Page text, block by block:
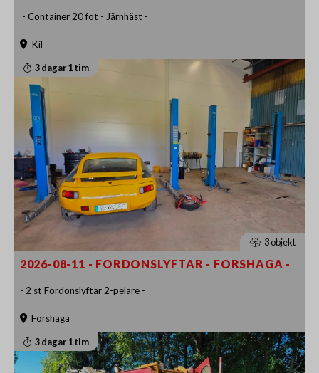
- Container 20 fot - Järnhäst -
Kil
3 dagar 1 tim
3 objekt
2026-08-11 - FORDONSLYFTAR - FORSHAGA -
- 2 st Fordonslyftar 2-pelare -
Forshaga
3 dagar 1 tim